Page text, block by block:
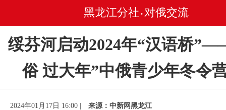
黑龙江分社 • 对俄交流
绥芬河启动2024年“汉语桥
俗 过大年”中俄青少年冬令
2024年01月17日 16:00 | 来源：中新网黑龙江